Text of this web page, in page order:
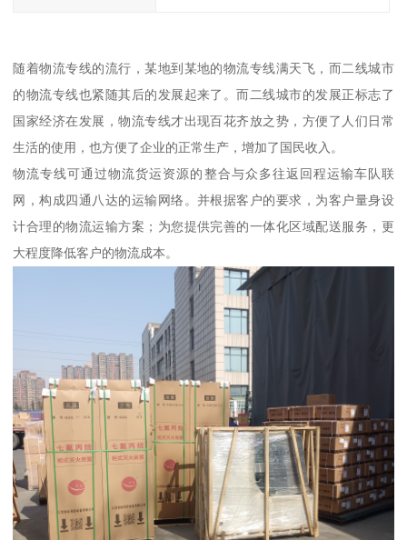
随着物流专线的流行，某地到某地的物流专线满天飞，而二线城市
的物流专线也紧随其后的发展起来了。而二线城市的发展正标志了
国家经济在发展，物流专线才出现百花齐放之势，方便了人们日常
生活的使用，也方便了企业的正常生产，增加了国民收入。
物流专线可通过物流货运资源的整合与众多往返回程运输车队联
网，构成四通八达的运输网络。并根据客户的要求，为客户量身设
计合理的物流运输方案；为您提供完善的一体化区域配送服务，更
大程度降低客户的物流成本。